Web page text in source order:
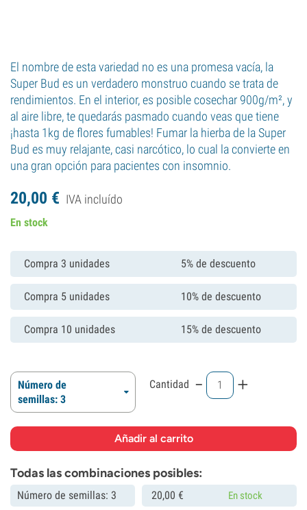
El nombre de esta variedad no es una promesa vacía, la
Super Bud es un verdadero monstruo cuando se trata de
rendimientos. En el interior, es posible cosechar 900g/m², y
al aire libre, te quedarás pasmado cuando veas que tiene
¡hasta 1kg de flores fumables! Fumar la hierba de la Super
Bud es muy relajante, casi narcótico, lo cual la convierte en
una gran opción para pacientes con insomnio.
20,00 € IVA incluído
En stock
Compra 3 unidades 5% de descuento
Compra 5 unidades 10% de descuento
Compra 10 unidades 15% de descuento
Número de
semillas: 3
Cantidad - +
Todas las combinaciones posibles:
Número de semillas: 3 20,00 € En stock